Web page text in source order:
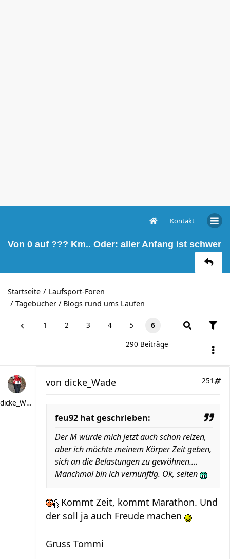
Kontakt
Von 0 auf ??? Km.. Oder: aller Anfang ist schwer
Startseite
Laufsport-Foren
Tagebücher / Blogs rund ums Laufen
1 2 3 4 5 6
290 Beiträge
dicke_Wade
251
von dicke_Wade
feu92 hat geschrieben:
Der M würde mich jetzt auch schon reizen,
aber ich möchte meinem Körper Zeit geben,
sich an die Belastungen zu gewöhnen....
Manchmal bin ich vernünftig. Ok, selten
Kommt Zeit, kommt Marathon. Und
der soll ja auch Freude machen
Gruss Tommi